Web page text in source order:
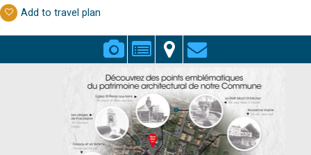
Add to travel plan